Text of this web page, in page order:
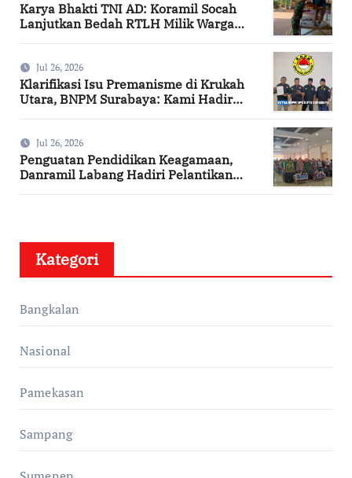
Karya Bhakti TNI AD: Koramil Socah
Lanjutkan Bedah RTLH Milik Warga
Jul 26, 2026
Klarifikasi Isu Premanisme di Krukah
Utara, BNPM Surabaya: Kami Hadir
Jul 26, 2026
Penguatan Pendidikan Keagamaan,
Danramil Labang Hadiri Pelantikan
Kategori
Bangkalan
Nasional
Pamekasan
Sampang